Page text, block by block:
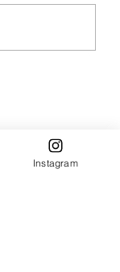
です。
の診断と施術がセット
Instagram